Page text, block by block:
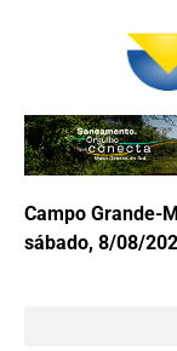
Campo Grande-
sábado, 8/08/